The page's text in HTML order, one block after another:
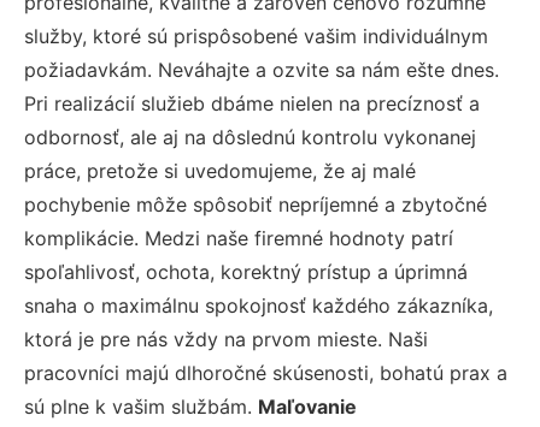
služby, ktoré sú prispôsobené vašim individuálnym
požiadavkám. Neváhajte a ozvite sa nám ešte dnes.
Pri realizácií služieb dbáme nielen na precíznosť a
odbornosť, ale aj na dôslednú kontrolu vykonanej
práce, pretože si uvedomujeme, že aj malé
pochybenie môže spôsobiť nepríjemné a zbytočné
komplikácie. Medzi naše firemné hodnoty patrí
spoľahlivosť, ochota, korektný prístup a úprimná
snaha o maximálnu spokojnosť každého zákazníka,
ktorá je pre nás vždy na prvom mieste. Naši
pracovníci majú dlhoročné skúsenosti, bohatú prax a
sú plne k vašim službám. Maľovanie